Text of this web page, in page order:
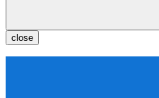
close